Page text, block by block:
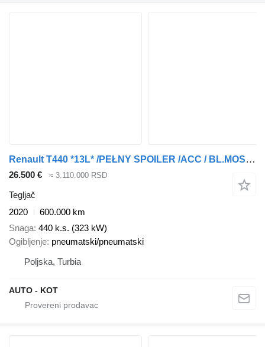
Renault T440 *13L* /PEŁNY SPOILER /ACC / BL.MOSTU / Euro 6 /*SERWIS FR*/
26.500 € ≈ 3.110.000 RSD
Tegljač
2020
600.000 km
Snaga 440 k.s. (323 kW)
Ogibljenje pneumatski/pneumatski
Poljska, Turbia
AUTO - KOT